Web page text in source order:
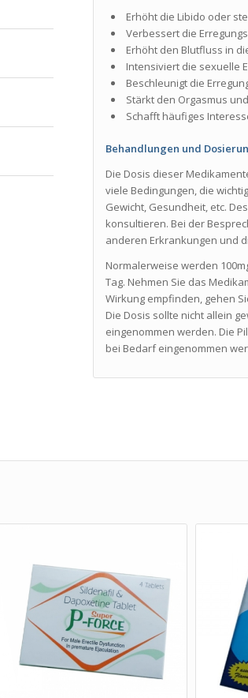
Erhöht die Libido oder
Verbessert die
Erhöht den Blutfluss in
Intensiviert die sexuelle
Beschleunigt die
Stärkt den Orgasmus
Schafft häufiges
Behandlungen und
Die Dosis dieser
viele Bedingungen, die
Gewicht, Gesundheit, etc.
konsultieren. Bei der
anderen Erkrankungen und
Normalerweise werden
Tag. Nehmen Sie das
Wirkung empfinden, gehen
Die Dosis sollte nicht allein
eingenommen werden. Die
bei Bedarf eingenommen